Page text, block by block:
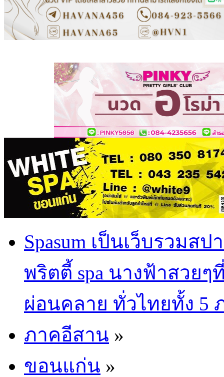
Spasum เป็นเว็บรวม
พริตตี้ spa นางฟ้าสวย
ผ่อนคลาย ทั่วไทยทั้ง 5
ภาคอีสาน »
ขอนแก่น »